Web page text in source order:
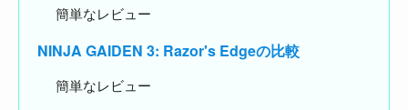
簡単なレビュー
NINJA GAIDEN 3: Razor's Edgeの比較
簡単なレビュー